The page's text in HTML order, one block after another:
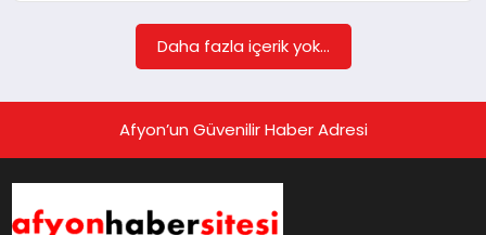
Daha fazla içerik yok...
Afyon’un Güvenilir Haber Adresi